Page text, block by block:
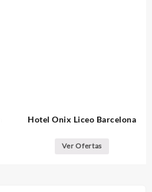
Hotel Onix Liceo Barcelona
Ver Ofertas